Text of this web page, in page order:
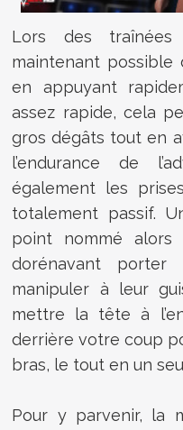
Lors des
maintenant
en appuyant
assez rapide, cela
gros dégâts tout en
l’endurance de
également les
totalement passif.
point nommé alors
dorénavant
manipuler à leur
mettre la tête à
derrière votre coup
bras, le tout en un
Pour y parvenir, la